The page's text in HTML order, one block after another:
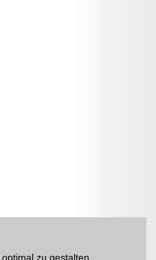
zu gestalten,